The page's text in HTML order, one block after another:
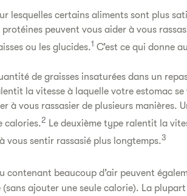
lesquelles certains aliments sont plus
peuvent vous aider à vous
ou les glucides.1 C’est ce qui donne
de graisses insaturées dans un
la vitesse à laquelle votre estomac
à vous rassasier de plusieurs manières.
calories.2 Le deuxième type ralentit la
vous sentir rassasié plus longtemps.3
contenant beaucoup d’air peuvent
ajouter une seule calorie). La